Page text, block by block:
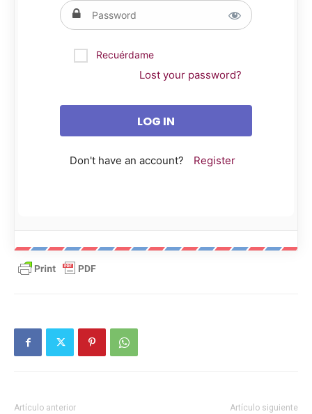
Recuérdame
Lost your password?
Don't have an account? Register
Artículo anterior Artículo siguiente